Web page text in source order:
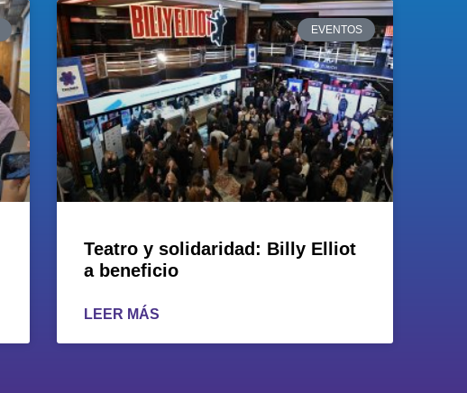
EVENTOS
Teatro y solidaridad: Billy Elliot
a beneficio
LEER MÁS